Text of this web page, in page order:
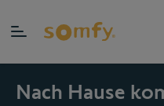
Nach Hause